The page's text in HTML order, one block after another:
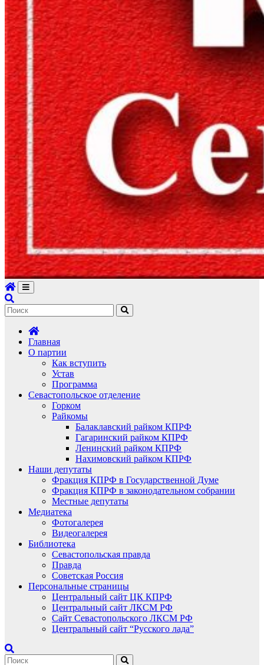
Главная
О партии
Как вступить
Устав
Программа
Севастопольское отделение
Горком
Райкомы
Балаклавский райком КПРФ
Гагаринский райком КПРФ
Ленинский райком КПРФ
Нахимовский райком КПРФ
Наши депутаты
Фракция КПРФ в Государственной Думе
Фракция КПРФ в законодательном собрании
Местные депутаты
Медиатека
Фотогалерея
Видеогалерея
Библиотека
Севастопольская правда
Правда
Советская Россия
Персональные страницы
Центральный сайт ЦК КПРФ
Центральный сайт ЛКСМ РФ
Сайт Севастопольского ЛКСМ РФ
Центральный сайт “Русского лада”